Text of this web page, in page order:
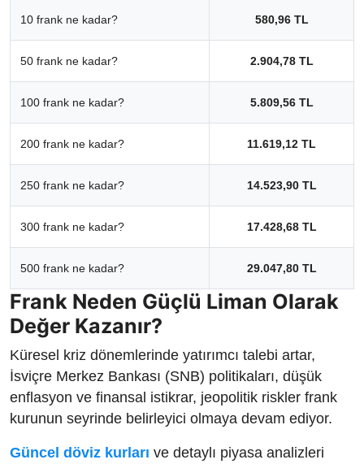
10 frank ne kadar? 580,96 TL
50 frank ne kadar? 2.904,78 TL
100 frank ne kadar? 5.809,56 TL
200 frank ne kadar? 11.619,12 TL
250 frank ne kadar? 14.523,90 TL
300 frank ne kadar? 17.428,68 TL
500 frank ne kadar? 29.047,80 TL
Frank Neden Güçlü Liman Olarak
Değer Kazanır?
Küresel kriz dönemlerinde yatırımcı talebi artar,
İsviçre Merkez Bankası (SNB) politikaları, düşük
enflasyon ve finansal istikrar, jeopolitik riskler frank
kurunun seyrinde belirleyici olmaya devam ediyor.
Güncel döviz kurları ve detaylı piyasa analizleri